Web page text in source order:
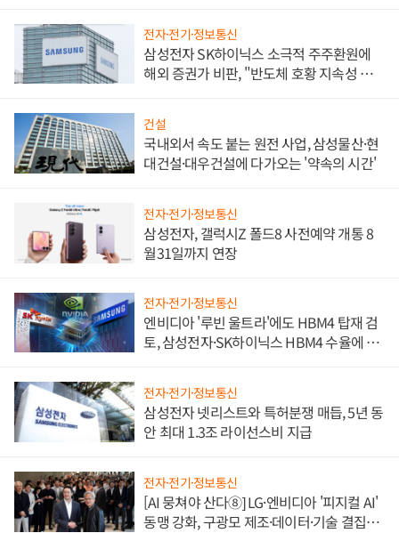
전자·전기·정보통신
삼성전자 SK하이닉스 소극적 주주환원에
해외 증권가 비판, "반도체 호황 지속성 의
건설
국내외서 속도 붙는 원전 사업, 삼성물산·현
대건설·대우건설에 다가오는 '약속의 시간'
전자·전기·정보통신
삼성전자, 갤럭시Z 폴드8 사전예약 개통 8
월31일까지 연장
전자·전기·정보통신
엔비디아 '루빈 울트라'에도 HBM4 탑재 검
토, 삼성전자·SK하이닉스 HBM4 수율에 주
전자·전기·정보통신
삼성전자 넷리스트와 특허분쟁 매듭, 5년 동
안 최대 1.3조 라이선스비 지급
전자·전기·정보통신
[AI 뭉쳐야 산다⑧] LG·엔비디아 '피지컬 AI'
동맹 강화, 구광모 제조·데이터·기술 결집